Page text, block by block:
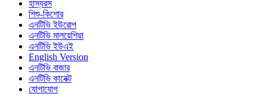
হাস্যরস
শিশু-কিশোর
এনটিভি ইউরোপ
এনটিভি মালয়েশিয়া
এনটিভি ইউএই
English Version
এনটিভি বাজার
এনটিভি কানেক্ট
যোগাযোগ